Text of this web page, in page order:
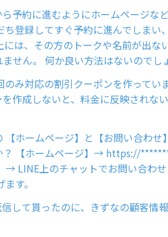
予約に進むようにホームページな
登録してすぐ予約に進んでしまい
は、その方のトークや名前が出な
せん。 何か良い方法はないのでし
み対応の割引クーポンを作ってい
作成しないと、料金に反映されな
ホームページ】と【お問い合わせ
？ 【ホームページ】→ https://
→ LINE上のチャットでお問い合わ
す。
して貰ったのに、きずなの顧客情